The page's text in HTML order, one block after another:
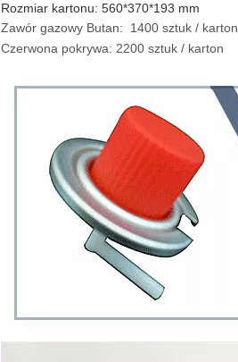
Rozmiar kartonu: 560*370*193 mm
Zawór gazowy Butan: 1400 sztuk / karton
Czerwona pokrywa: 2200 sztuk / karton